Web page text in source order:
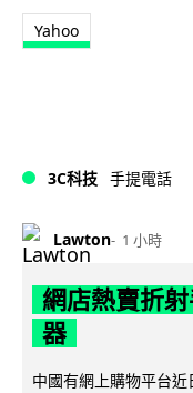
Yahoo
3C科技 手提電話
Lawton 1 小時
網店熱賣折
器
中國有網上購物平台